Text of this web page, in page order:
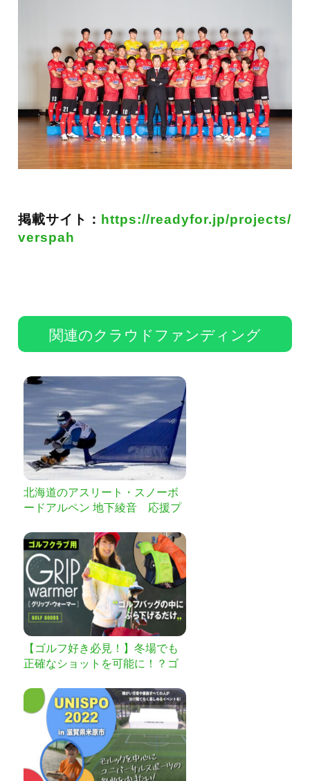
掲載サイト： https://readyfor.jp/projects/
verspah
関連のクラウドファンディング
北海道のアスリート・スノーボ
ードアルペン 地下綾音 応援プ
【ゴルフ好き必見！】冬場でも
正確なショットを可能に！？ゴ